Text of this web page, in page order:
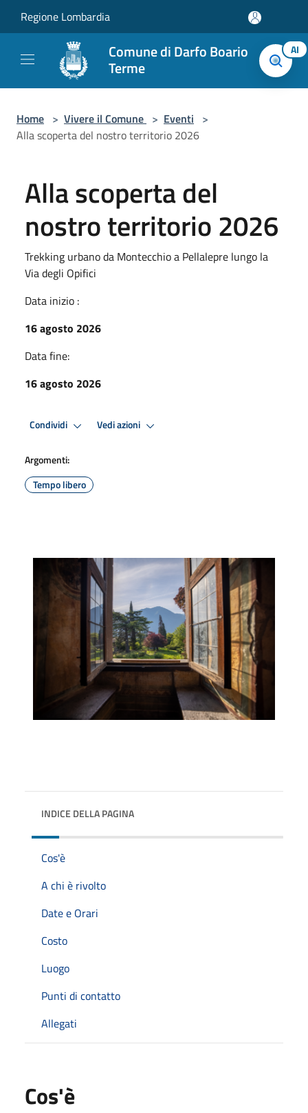
Regione Lombardia
Comune di Darfo Boario
Terme
AI
Home > Vivere il Comune > Eventi >
Alla scoperta del nostro territorio 2026
Alla scoperta del
nostro territorio 2026
Trekking urbano da Montecchio a Pellalepre lungo la
Via degli Opifici
Data inizio :
16 agosto 2026
Data fine:
16 agosto 2026
Condividi Vedi azioni
Argomenti:
Tempo libero
INDICE DELLA PAGINA
Cos'è
A chi è rivolto
Date e Orari
Costo
Luogo
Punti di contatto
Allegati
Cos'è